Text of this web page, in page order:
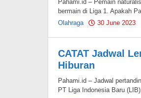
Pahami.id – Pemain
bermain di Liga 1. Apakah
Olahraga
30 June 2023
CATAT Jadwal
Hiburan
Pahami.id – Jadwal
PT Liga Indonesia Baru